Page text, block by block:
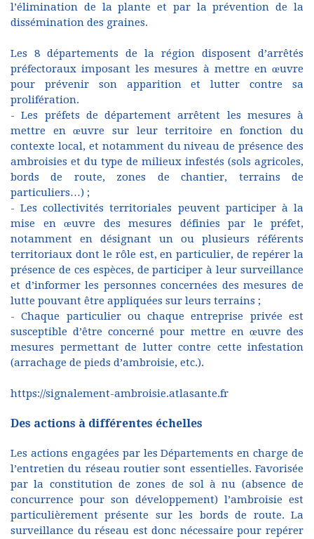
l’élimination de la plante et par la prévention de la
dissémination des graines.
Les 8 départements de la région disposent d’arrêtés
préfectoraux imposant les mesures à mettre en œuvre
pour prévenir son apparition et lutter contre sa
prolifération.
- Les préfets de département arrêtent les mesures à
mettre en œuvre sur leur territoire en fonction du
contexte local, et notamment du niveau de présence des
ambroisies et du type de milieux infestés (sols agricoles,
bords de route, zones de chantier, terrains de
particuliers…) ;
- Les collectivités territoriales peuvent participer à la
mise en œuvre des mesures définies par le préfet,
notamment en désignant un ou plusieurs référents
territoriaux dont le rôle est, en particulier, de repérer la
présence de ces espèces, de participer à leur surveillance
et d’informer les personnes concernées des mesures de
lutte pouvant être appliquées sur leurs terrains ;
- Chaque particulier ou chaque entreprise privée est
susceptible d’être concerné pour mettre en œuvre des
mesures permettant de lutter contre cette infestation
(arrachage de pieds d’ambroisie, etc.).
https://signalement-ambroisie.atlasante.fr
Des actions à différentes échelles
Les actions engagées par les Départements en charge de
l’entretien du réseau routier sont essentielles. Favorisée
par la constitution de zones de sol à nu (absence de
concurrence pour son développement) l’ambroisie est
particulièrement présente sur les bords de route. La
surveillance du réseau est donc nécessaire pour repérer